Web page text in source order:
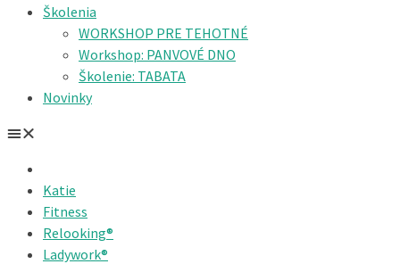
Školenia
WORKSHOP PRE TEHOTNÉ
Workshop: PANVOVÉ DNO
Školenie: TABATA
Novinky
Katie
Fitness
Relooking®
Ladywork®